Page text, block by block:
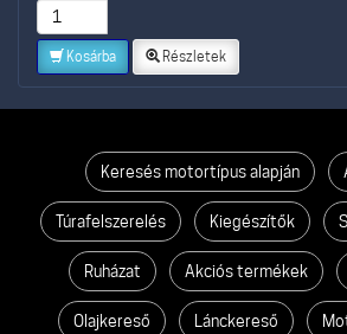
Kosárba Részletek
Keresés motortípus alapján
Túrafelszerelés Kiegészítők
Ruházat Akciós termékek
Olajkereső Lánckereső